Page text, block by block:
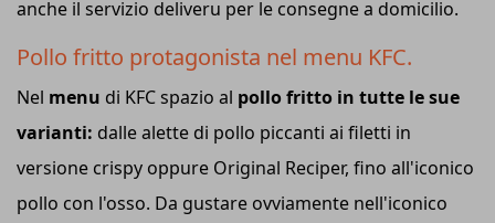
anche il servizio deliveru per le consegne a domicilio.
Pollo fritto protagonista nel menu KFC.
Nel menu di KFC spazio al pollo fritto in tutte le sue
varianti: dalle alette di pollo piccanti ai filetti in
versione crispy oppure Original Reciper, fino all'iconico
pollo con l'osso. Da gustare ovviamente nell'iconico